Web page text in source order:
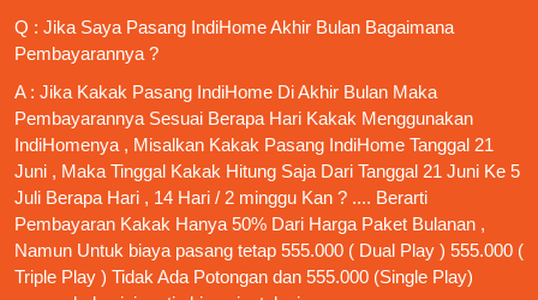
Q : Jika Saya Pasang IndiHomeAkhir Bulan Bagaimana
Pembayarannya ?
A : Jika Kakak Pasang IndiHome Di Akhir Bulan Maka
Pembayarannya Sesuai Berapa Hari Kakak Menggunakan
IndiHomenya , Misalkan Kakak Pasang IndiHome Tanggal 21
Juni , Maka Tinggal Kakak Hitung Saja Dari Tanggal 21 Juni Ke 5
Juli Berapa Hari , 14 Hari / 2 minggu Kan ? .... Berarti
Pembayaran Kakak Hanya 50% Dari Harga Paket Bulanan ,
Namun Untuk biaya pasang tetap 555.000 ( Dual Play ) 555.000 (
Triple Play ) Tidak Ada Potongan dan 555.000 (Single Play)